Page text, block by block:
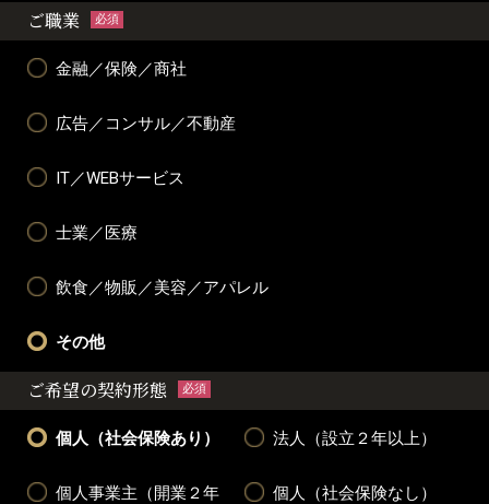
ご職業 必須
金融／保険／商社
広告／コンサル／不動産
IT／WEBサービス
士業／医療
飲食／物販／美容／アパレル
その他
ご希望の契約形態 必須
個人（社会保険あり） 法人（設立２年以上）
個人事業主（開業２年
個人（社会保険なし）